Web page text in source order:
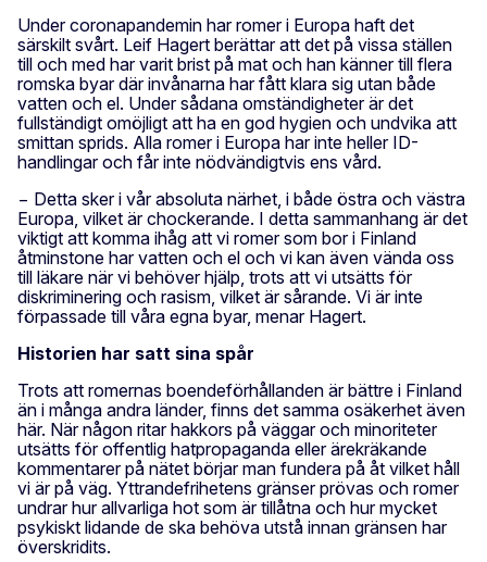
Under coronapandemin har romer i Europa haft det
särskilt svårt. Leif Hagert berättar att det på vissa ställen
till och med har varit brist på mat och han känner till flera
romska byar där invånarna har fått klara sig utan både
vatten och el. Under sådana omständigheter är det
fullständigt omöjligt att ha en god hygien och undvika att
smittan sprids. Alla romer i Europa har inte heller ID-
handlingar och får inte nödvändigtvis ens vård.
− Detta sker i vår absoluta närhet, i både östra och västra
Europa, vilket är chockerande. I detta sammanhang är det
viktigt att komma ihåg att vi romer som bor i Finland
åtminstone har vatten och el och vi kan även vända oss
till läkare när vi behöver hjälp, trots att vi utsätts för
diskriminering och rasism, vilket är sårande. Vi är inte
förpassade till våra egna byar, menar Hagert.
Historien har satt sina spår
Trots att romernas boendeförhållanden är bättre i Finland
än i många andra länder, finns det samma osäkerhet även
här. När någon ritar hakkors på väggar och minoriteter
utsätts för offentlig hatpropaganda eller ärekräkande
kommentarer på nätet börjar man fundera på åt vilket håll
vi är på väg. Yttrandefrihetens gränser prövas och romer
undrar hur allvarliga hot som är tillåtna och hur mycket
psykiskt lidande de ska behöva utstå innan gränsen har
överskridits.